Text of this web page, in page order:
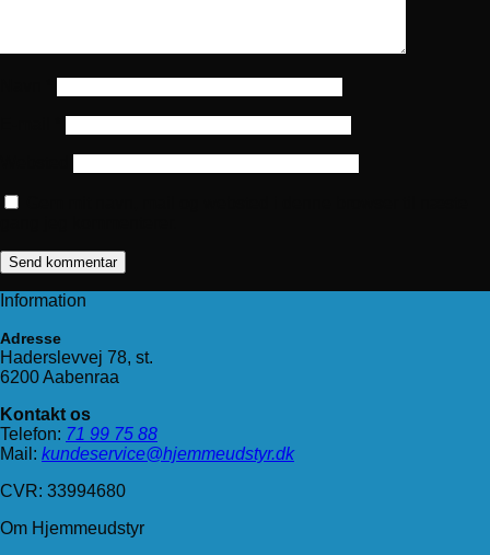
Information
Adresse
Haderslevvej 78, st.
6200 Aabenraa
Kontakt os
Telefon: 71 99 75 88
Mail: kundeservice@hjemmeudstyr.dk
CVR: 33994680
Om Hjemmeudstyr